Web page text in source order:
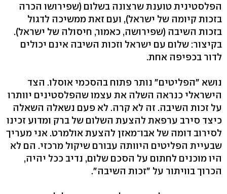
הפלסטינית טוענת שרצונה בשלום (שפירושו הכרה
בזכות קיומה של ישראל), ועם זאת ממשיכה לדגול
בזכות השיבה (שפירושה, כאמור, חיסולה של ישראל).
בקיצור: שלום עם ישראל וזכות השיבה אינם יכולים
לדור בכפיפה אחת.
נושא "הפליטים" נותר פתוח בהסכמי אוסלו. הצד
הישראלי כנראה השלה את עצמו שהפלסטינים יוותרו
על זכות השיבה. זה לא קרה. לא פעם נשאלה השאלה
כיצד סירב ערפאת להצעת השלום של ברק ומדוע זכינו
לסירוב דומה של אבו־מאזן להצעת אולמרט. אני מעריך
שבעיית הפליטים היוותה עבורם שיקול מרכזי. הם לא
היו מוכנים לחתום על הסכם שלום, נדיב ככל יהיה,
הכרוך בוויתור על "זכות השיבה".